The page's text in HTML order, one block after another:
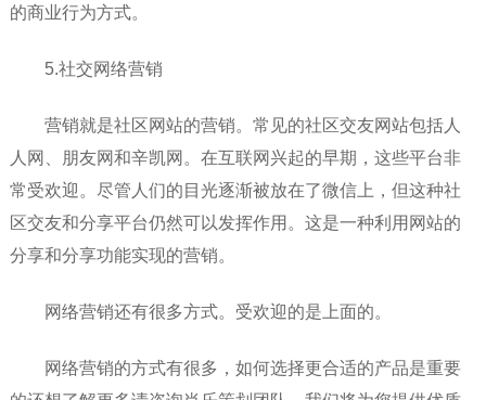
的商业行为方式。
5.社交网络营销
营销就是社区网站的营销。常见的社区交友网站包括人
人网、朋友网和辛凯网。在互联网兴起的早期，这些平台非
常受欢迎。尽管人们的目光逐渐被放在了微信上，但这种社
区交友和分享平台仍然可以发挥作用。这是一种利用网站的
分享和分享功能实现的营销。
网络营销还有很多方式。受欢迎的是上面的。
网络营销的方式有很多，如何选择更合适的产品是重要